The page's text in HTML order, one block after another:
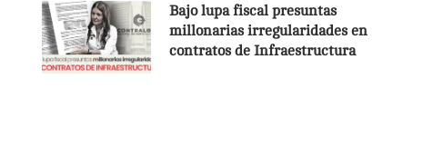
Bajo lupa fiscal presuntas
millonarias irregularidades en
contratos de Infraestructura